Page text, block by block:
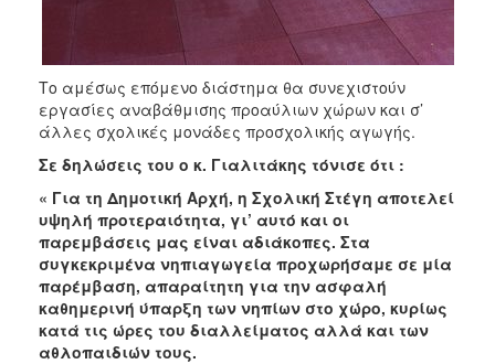
Το αμέσως επόμενο διάστημα θα συνεχιστούν
εργασίες αναβάθμισης προαύλιων χώρων και σ’
άλλες σχολικές μονάδες προσχολικής αγωγής.
Σε δηλώσεις του ο κ. Γιαλιτάκης τόνισε ότι :
« Για τη Δημοτική Αρχή, η Σχολική Στέγη αποτελεί
υψηλή προτεραιότητα, γι’ αυτό και οι
παρεμβάσεις μας είναι αδιάκοπες. Στα
συγκεκριμένα νηπιαγωγεία προχωρήσαμε σε μία
παρέμβαση, απαραίτητη για την ασφαλή
καθημερινή ύπαρξη των νηπίων στο χώρο, κυρίως
κατά τις ώρες του διαλλείματος αλλά και των
αθλοπαιδιών τους.